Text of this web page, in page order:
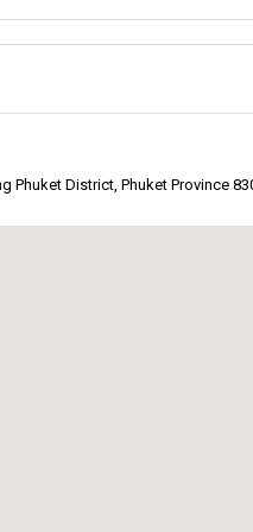
リーは、最大限の快適さを提
ビジョン:私たちのビジョンは
Phuket District, Phuket Province